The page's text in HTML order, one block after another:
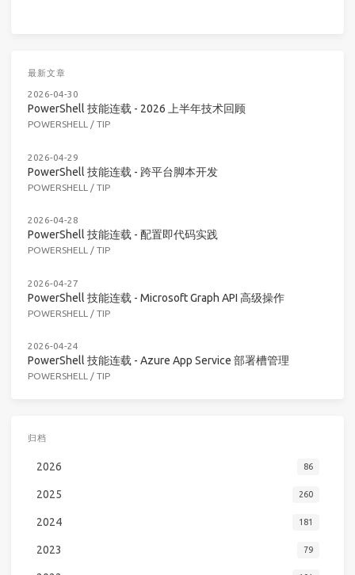
最新文章
2026-04-30
PowerShell 技能连载 - 2026 上半年技术回顾
POWERSHELL / TIP
2026-04-29
PowerShell 技能连载 - 跨平台脚本开发
POWERSHELL / TIP
2026-04-28
PowerShell 技能连载 - 配置即代码实践
POWERSHELL / TIP
2026-04-27
PowerShell 技能连载 - Microsoft Graph API 高级操作
POWERSHELL / TIP
2026-04-24
PowerShell 技能连载 - Azure App Service 部署槽管理
POWERSHELL / TIP
归档
2026 86
2025 260
2024 181
2023 79